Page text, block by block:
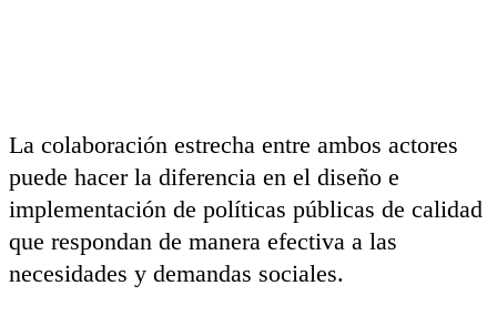
La colaboración estrecha entre ambos actores
puede hacer la diferencia en el diseño e
implementación de políticas públicas de calidad
que respondan de manera efectiva a las
necesidades y demandas sociales.